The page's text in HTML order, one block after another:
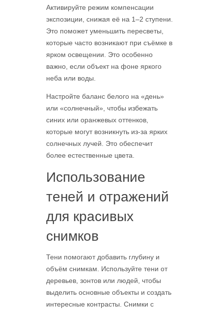
Активируйте режим компенсации
экспозиции, снижая её на 1–2 ступени.
Это поможет уменьшить пересветы,
которые часто возникают при съёмке в
ярком освещении. Это особенно
важно, если объект на фоне яркого
неба или воды.
Настройте баланс белого на «день»
или «солнечный», чтобы избежать
синих или оранжевых оттенков,
которые могут возникнуть из-за ярких
солнечных лучей. Это обеспечит
более естественные цвета.
Использование
теней и отражений
для красивых
снимков
Тени помогают добавить глубину и
объём снимкам. Используйте тени от
деревьев, зонтов или людей, чтобы
выделить основные объекты и создать
интересные контрасты. Снимки с